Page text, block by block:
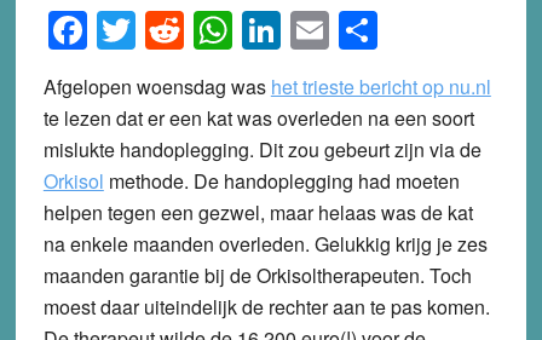
Facebook
Twitter
Reddit
WhatsApp
LinkedIn
EmailShare
Afgelopen woensdag was het trieste bericht op nu.nl
te lezen dat er een kat was overleden na een soort
mislukte handoplegging. Dit zou gebeurt zijn via de
Orkisol methode. De handoplegging had moeten
helpen tegen een gezwel, maar helaas was de kat
na enkele maanden overleden. Gelukkig krijg je zes
maanden garantie bij de Orkisoltherapeuten. Toch
moest daar uiteindelijk de rechter aan te pas komen.